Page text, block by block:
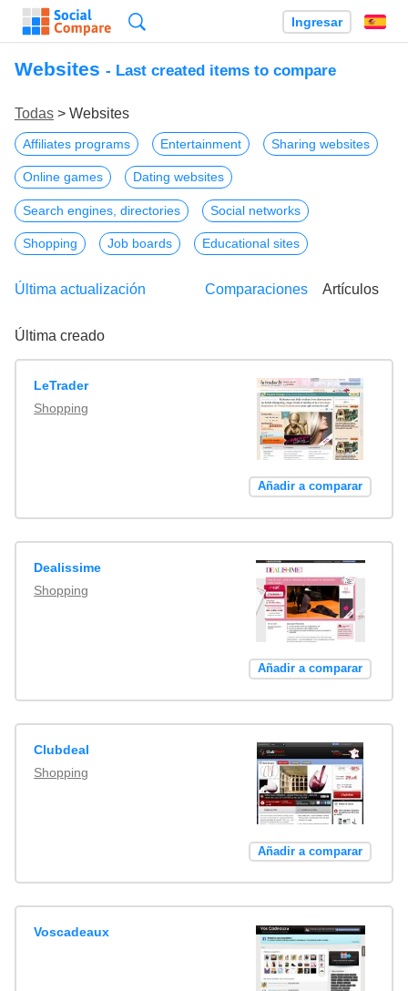
Ingresar
Websites - Last created items to compare
Todas > Websites
Affiliates programs Entertainment Sharing websites
Online games Dating websites
Search engines, directories Social networks
Shopping Job boards Educational sites
Última actualización
Última creado
Comparaciones Artículos
LeTrader
Shopping
Añadir a comparar
Dealissime
Shopping
Añadir a comparar
Clubdeal
Shopping
Añadir a comparar
Voscadeaux